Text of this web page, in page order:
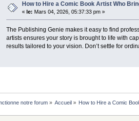
How to Hire a Comic Book Artist Who
« le: Mars 04, 2026, 05:37:33 pm »
The Publishing Genie makes it easy to find
artists ensures your story is brought to life with
results tailored to your vision. Don’t settle for
notre forum» Accueil » How to Hire a Comic